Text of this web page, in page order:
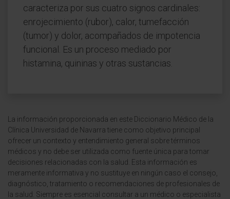
caracteriza por sus cuatro signos cardinales:
enrojecimiento (rubor), calor, tumefacción
(tumor) y dolor, acompañados de impotencia
funcional. Es un proceso mediado por
histamina, quininas y otras sustancias.
La información proporcionada en este Diccionario Médico de la
Clínica Universidad de Navarra tiene como objetivo principal
ofrecer un contexto y entendimiento general sobre términos
médicos y no debe ser utilizada como fuente única para tomar
decisiones relacionadas con la salud. Esta información es
meramente informativa y no sustituye en ningún caso el consejo,
diagnóstico, tratamiento o recomendaciones de profesionales de
la salud. Siempre es esencial consultar a un médico o especialista